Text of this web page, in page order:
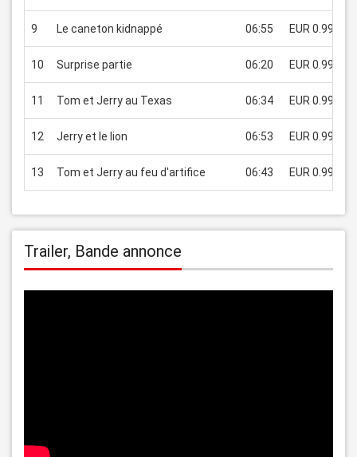
9 Le caneton kidnappé 06:55 EUR 0.99
10 Surprise partie 06:20 EUR 0.99
11 Tom et Jerry au Texas 06:34 EUR 0.99
12 Jerry et le lion 06:53 EUR 0.99
13 Tom et Jerry au feu d'artifice 06:43 EUR 0.99
Trailer, Bande annonce